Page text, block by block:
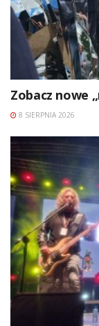
Zobacz nowe
8 SIERPNIA 2026